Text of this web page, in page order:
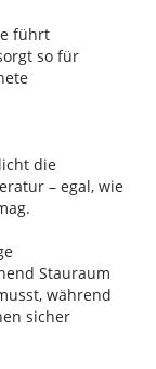
führt
so für
die
– egal, wie
Stauraum
während
sicher